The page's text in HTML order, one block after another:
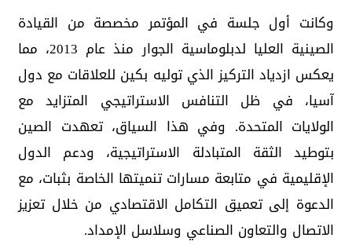
وكانت أول جلسة في المؤتمر مخصصة من القيادة
الصينية العليا لدبلوماسية الجوار منذ عام 2013، مما
يعكس ازدياد التركيز الذي توليه بكين للعلاقات مع دول
آسيا، في ظل التنافس الاستراتيجي المتزايد مع
الولايات المتحدة. وفي هذا السياق، تعهدت الصين
بتوطيد الثقة المتبادلة الاستراتيجية، ودعم الدول
الإقليمية في متابعة مسارات تنميتها الخاصة بثبات، مع
الدعوة إلى تعميق التكامل الاقتصادي من خلال تعزيز
الاتصال والتعاون الصناعي وسلاسل الإمداد.